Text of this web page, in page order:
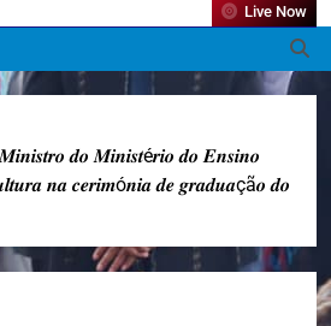
Live Now
𝒅𝒐 𝑴𝒊𝒏𝒊𝒔𝒕é𝒓𝒊𝒐 𝒅𝒐 𝑬𝒏𝒔𝒊𝒏𝒐
𝒏𝒂 𝒄𝒆𝒓𝒊𝒎ó𝒏𝒊𝒂 𝒅𝒆 𝒈𝒓𝒂𝒅𝒖𝒂çã𝒐 𝒅𝒐